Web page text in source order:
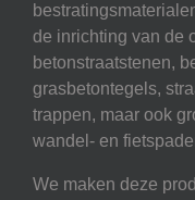
de inrichting van de
betonstraatstenen,
grasbetontegels,
trappen, maar ook
wandel- en
We maken deze